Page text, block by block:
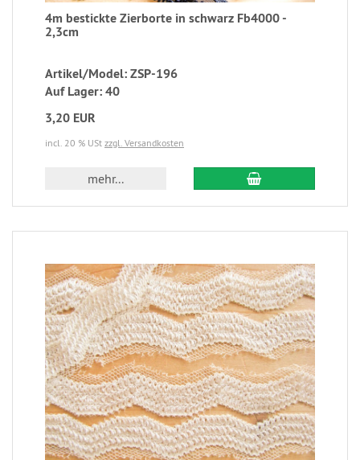
4m bestickte Zierborte in schwarz Fb4000 -
2,3cm
Artikel/Model: ZSP-196
Auf Lager: 40
3,20 EUR
incl. 20 % USt zzgl. Versandkosten
mehr...